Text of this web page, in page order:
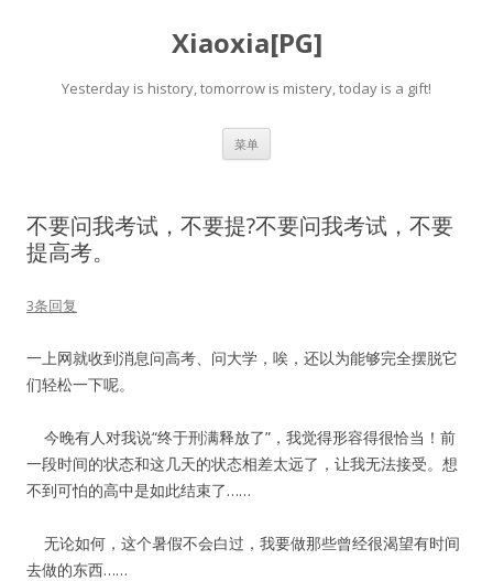
Xiaoxia[PG]
Yesterday is history, tomorrow is mistery, today is a gift!
菜单
不要问我考试，不要提?不要问我考试，不要
提高考。
3条回复
一上网就收到消息问高考、问大学，唉，还以为能够完全摆脱它
们轻松一下呢。
今晚有人对我说“终于刑满释放了”，我觉得形容得很恰当！前
一段时间的状态和这几天的状态相差太远了，让我无法接受。想
不到可怕的高中是如此结束了……
无论如何，这个暑假不会白过，我要做那些曾经很渴望有时间
去做的东西……